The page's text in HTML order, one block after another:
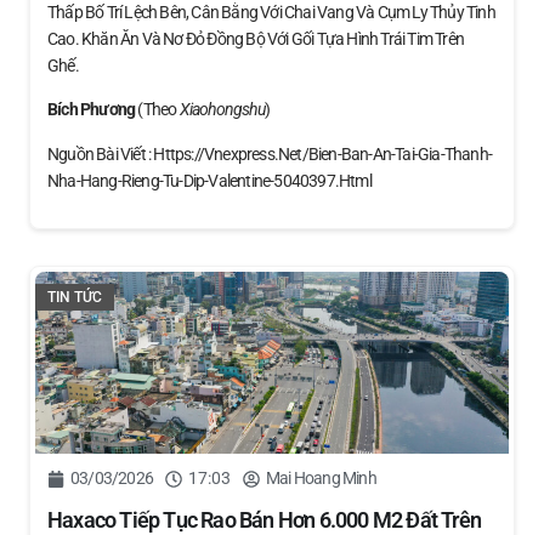
Thấp Bố Trí Lệch Bên, Cân Bằng Với Chai Vang Và Cụm Ly Thủy Tinh
Cao. Khăn Ăn Và Nơ Đỏ Đồng Bộ Với Gối Tựa Hình Trái Tim Trên
Ghế.
Bích Phương(theoXiaohongshu)
Nguồn Bài Viết : Https://vnexpress.net/bien-Ban-An-Tai-Gia-Thanh-
Nha-Hang-Rieng-Tu-Dip-Valentine-5040397.html
TIN TỨC
03/03/2026 17:03 Mai Hoang Minh
Haxaco Tiếp Tục Rao Bán Hơn 6.000 M2 Đất Trên